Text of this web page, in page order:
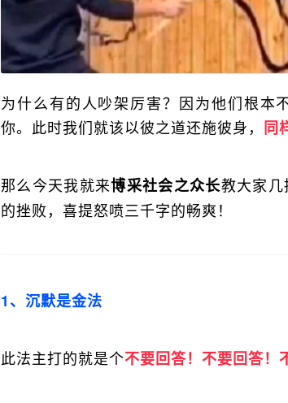
为什么有的人吵架厉害？因为他们根本
你。此时我们就该以彼之道还施彼身， 同
那么今天我就来博采社会之众长教大家
的挫败，喜提怒喷三千字的畅爽！
1、沉默是金法
此法主打的就是个不要回答！不要回答！